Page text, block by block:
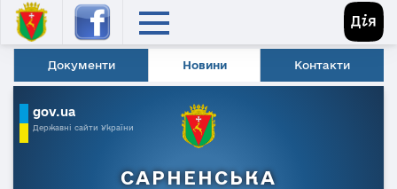
Документи Новини Контакти
gov.ua
Державні сайти України
САРНЕНСЬКА